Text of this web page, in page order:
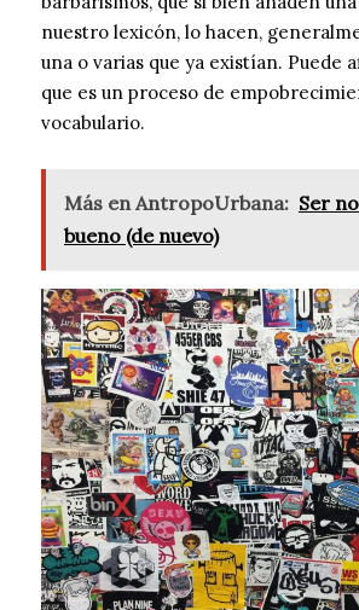
nuestro lexicón, lo hacen,
una o varias que ya existían. Puede
que es un proceso de
vocabulario.
Más en AntropoUrbana: Ser
bueno (de nuevo)